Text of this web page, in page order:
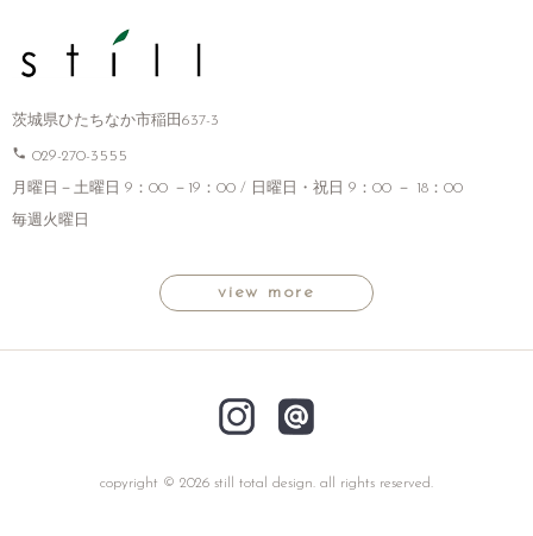
茨城県ひたちなか市稲田637-3
phone 029-270-3555
月曜日－土曜日 9：00 －19：00 / 日曜日・祝日 9：00 － 18：00
毎週火曜日
view more
copyright © 2026 still total design. all rights reserved.